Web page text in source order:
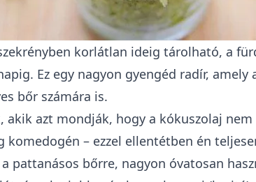
korlátlan ideig tárolható, a
Ez egy nagyon gyengéd radír, amely
bőr számára is.
akik azt mondják, hogy a kókuszolaj
komedogén – ezzel ellentétben én
pattanásos bőrre, nagyon óvatosan